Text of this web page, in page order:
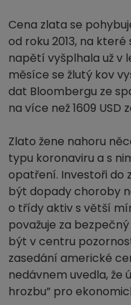
Cena zlata se
od roku 2013, na
napětí vyšplhala už v
měsíce se žlutý kov
dat Bloombergu ze
na více než 1609 USD
Zlato žene nahoru
typu koronaviru a s
opatření. Investoři do
být dopady choroby
o třídy aktiv s větší
považuje za
být v centru
zasedání americké
nedávnem uvedla, že
hrozbu” pro